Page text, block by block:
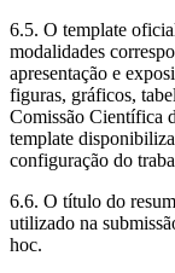
6.5. O template
modalidades
apresentação e
figuras, gráficos,
Comissão Científica
template
configuração do
6.6. O título do
utilizado na
hoc.